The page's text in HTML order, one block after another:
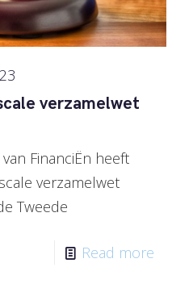
verzamelwet
FinanciËn heeft
verzamelwet
Tweede
Read more